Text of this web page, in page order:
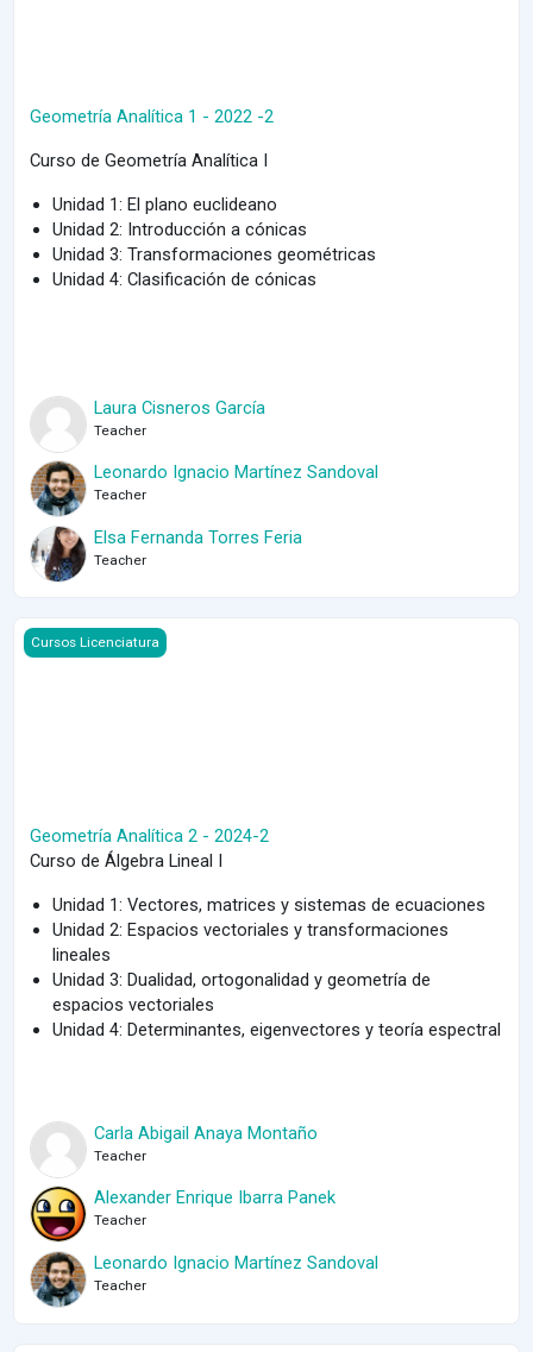
Geometría Analítica 1 - 2022 -2
Curso de Geometría Analítica I
Unidad 1: El plano euclideano
Unidad 2: Introducción a cónicas
Unidad 3: Transformaciones geométricas
Unidad 4: Clasificación de cónicas
Laura Cisneros García
Teacher
Leonardo Ignacio Martínez Sandoval
Teacher
Elsa Fernanda Torres Feria
Teacher
Course image Geometría Analítica 2 - 2024-2
Cursos Licenciatura
Geometría Analítica 2 - 2024-2
Curso de Álgebra Lineal I
Unidad 1: Vectores, matrices y sistemas de ecuaciones
Unidad 2: Espacios vectoriales y transformaciones
lineales
Unidad 3: Dualidad, ortogonalidad y geometría de
espacios vectoriales
Unidad 4: Determinantes, eigenvectores y teoría espectral
Carla Abigail Anaya Montaño
Teacher
Alexander Enrique Ibarra Panek
Teacher
Leonardo Ignacio Martínez Sandoval
Teacher